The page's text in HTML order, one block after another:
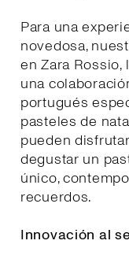
Para una
novedosa,
en Zara Rossio,
una
portugués
pasteles de
pueden
degustar un
único,
recuerdos.
Innovación al